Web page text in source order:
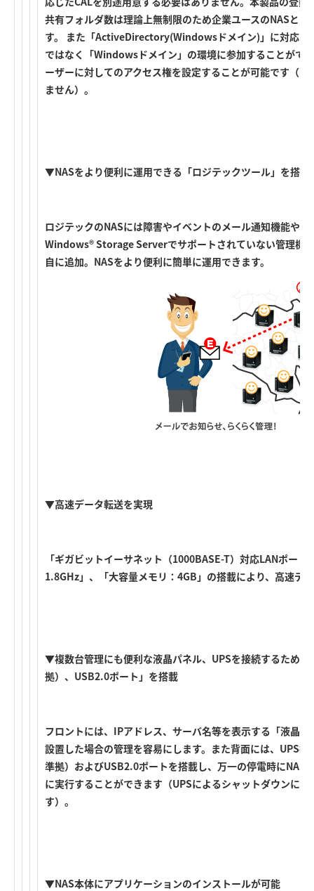
共有フォルダ数は理論上無制限のため企業ユースのNASと
す。 また「ActiveDirectory(Windowsドメイン)」に対応し
ではなく「Windowsドメイン」の環境に参加することがで
ーザーに対してのアクセス権を設定することが可能です（
ません）。
▼NASをより便利に運用できる「ロジテックツール」を搭載
ロジテックのNASには障害やイベントのメール通知機能や
Windows® Storage Serverでサポートされていない管理機
自に追加。NASをより便利に簡単に運用できます。
▼高速データ転送を実現
「ギガビットイーサネット（1000BASE-T）対応LANポー
1.8GHz」、「大容量メモリ：4GB」の搭載により、高速デ
▼複数台管理にも便利な液晶パネル、UPSを接続するための
拠）、USB2.0ポート」を搭載
フロントには、IPアドレス、サーバ名等を表示する「液晶
設置した場合の管理を容易にします。また背面には、UPS
準拠）およびUSB2.0ポートを搭載し、万一の停電時にNAS
に実行することができます（UPSによるシャットダウンに
す）。
▼NAS本体にアプリケーションのインストールが可能